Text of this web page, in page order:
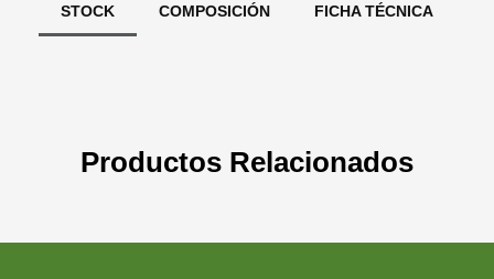
STOCK COMPOSICIÓN FICHA TÉCNICA
Productos Relacionados